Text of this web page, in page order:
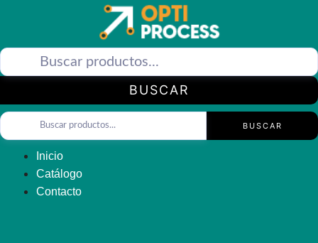
BUSCAR
BUSCAR
Inicio
Catálogo
Contacto